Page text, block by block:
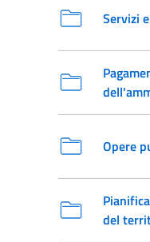
Servizi
Opere
del